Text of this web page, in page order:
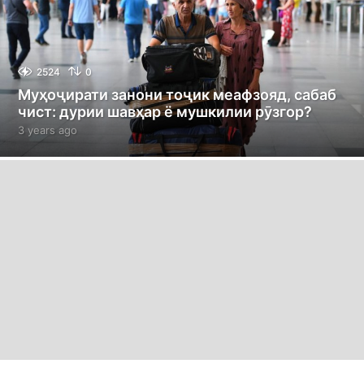
2524 0
Муҳоҷирати занони тоҷик меафзояд, сабаб
чист: дурии шавҳар ё мушкилии рӯзгор?
3 years ago
e